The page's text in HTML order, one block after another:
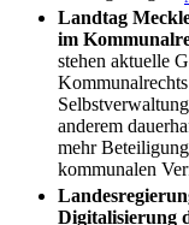
Landtag
im
stehen aktuelle
anderem
mehr
kommunalen
Digitalisierung